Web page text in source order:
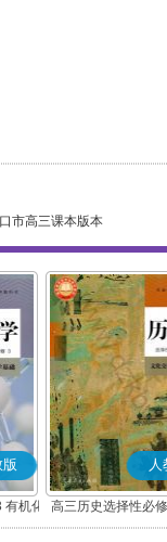
市高三课本版本
版
机化
人
高三历史选择性必
流与传播(部